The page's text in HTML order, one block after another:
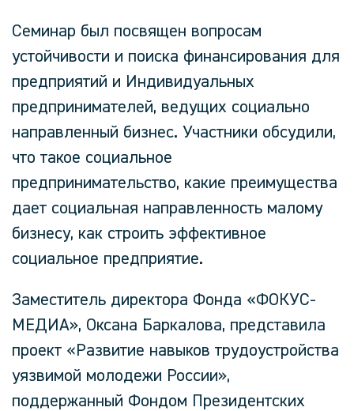
Семинар был посвящен вопросам
устойчивости и поиска финансирования для
предприятий и Индивидуальных
предпринимателей, ведущих социально
направленный бизнес. Участники обсудили,
что такое социальное
предпринимательство, какие преимущества
дает социальная направленность малому
бизнесу, как строить эффективное
социальное предприятие.
Заместитель директора Фонда «ФОКУС-
МЕДИА», Оксана Баркалова, представила
проект «Развитие навыков трудоустройства
уязвимой молодежи России»,
поддержанный Фондом Президентских